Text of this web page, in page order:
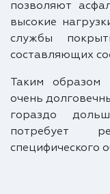
позволяют
высокие
службы
составляющих
Таким образом
очень
гораздо
потребует
специфического